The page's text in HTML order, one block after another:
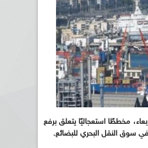
مخططًا استعجاليًا يتعلق برفع
سوق النقل البحري للبضائع.